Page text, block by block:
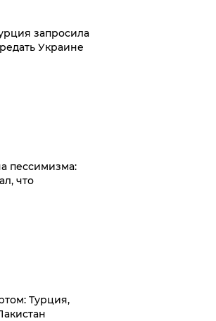
запросила
Украине
пессимизма:
что
Турция,